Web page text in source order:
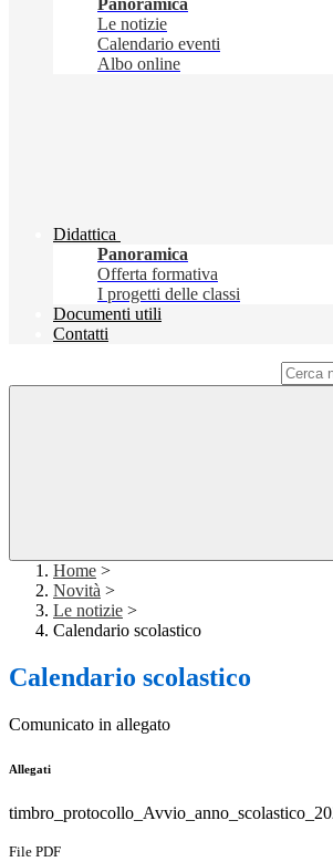
Panoramica
Le notizie
Calendario eventi
Albo online
Didattica
Panoramica
Offerta formativa
I progetti delle classi
Documenti utili
Contatti
Home >
Novità >
Le notizie >
Calendario scolastico
Calendario scolastico
Comunicato in allegato
Allegati
File PDF